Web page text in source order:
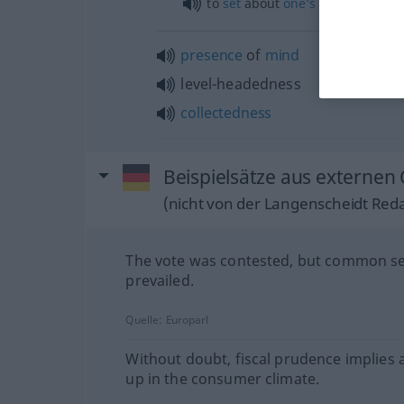
presence of mind
level-headedness
collectedness
Beispielsätze aus
(nicht von der Langenscheidt
The vote was contested, but common
prevailed.
Quelle: Europarl
Without doubt, fiscal prudence implies
up in the consumer climate.